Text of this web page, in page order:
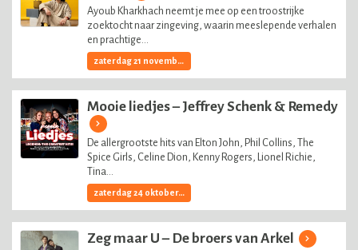
Ayoub Kharkhach neemt je mee op een troostrijke
zoektocht naar zingeving, waarin meeslepende verhalen
en prachtige...
zaterdag 21 november, 2026
Mooie liedjes – Jeffrey Schenk & Remedy
De allergrootste hits van Elton John, Phil Collins, The
Spice Girls, Celine Dion, Kenny Rogers, Lionel Richie,
Tina...
zaterdag 24 oktober, 2026
Zeg maar U – De broers van Arkel